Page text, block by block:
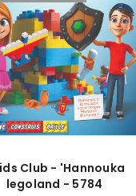
Club - 'Hannouka
legoland - 5784